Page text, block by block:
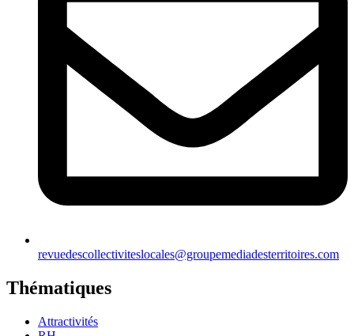
revuedescollectiviteslocales@groupemediadesterritoires.com
Thématiques
Attractivités